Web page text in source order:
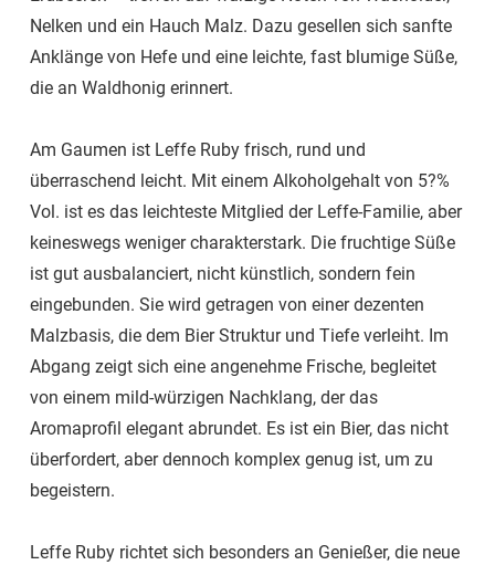
Nelken und ein Hauch Malz. Dazu gesellen sich sanfte
Anklänge von Hefe und eine leichte, fast blumige Süße,
die an Waldhonig erinnert.
Am Gaumen ist Leffe Ruby frisch, rund und
überraschend leicht. Mit einem Alkoholgehalt von 5?%
Vol. ist es das leichteste Mitglied der Leffe-Familie, aber
keineswegs weniger charakterstark. Die fruchtige Süße
ist gut ausbalanciert, nicht künstlich, sondern fein
eingebunden. Sie wird getragen von einer dezenten
Malzbasis, die dem Bier Struktur und Tiefe verleiht. Im
Abgang zeigt sich eine angenehme Frische, begleitet
von einem mild-würzigen Nachklang, der das
Aromaprofil elegant abrundet. Es ist ein Bier, das nicht
überfordert, aber dennoch komplex genug ist, um zu
begeistern.
Leffe Ruby richtet sich besonders an Genießer, die neue